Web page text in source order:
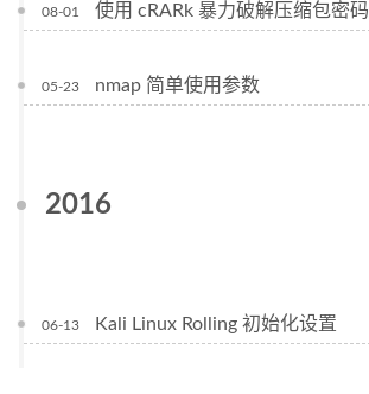
08-01 使用 cRARk 暴力破解压缩包密码
05-23 nmap 简单使用参数
2016
06-13 Kali Linux Rolling 初始化设置